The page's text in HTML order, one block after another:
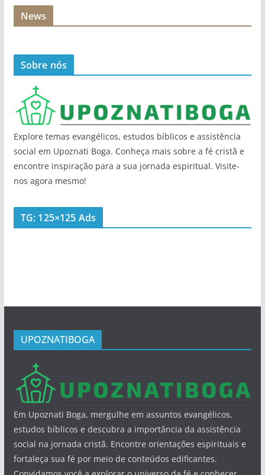
News
Sobre nós
Explore temas evangélicos, estudos bíblicos e assistência
social em Upoznati Boga. Conheça mais sobre a fé cristã e
encontre inspiração para a sua jornada espiritual. Visite-
nos agora mesmo!
TG: 125×125 Ads
UPOZNATIBOGA
Em Upoznati Boga, mergulhe em assuntos evangélicos,
estudos bíblicos e descubra a importância da assistência
social na jornada cristã. Encontre orientações espirituais e
fortaleça sua fé por meio de conteúdos edificantes.